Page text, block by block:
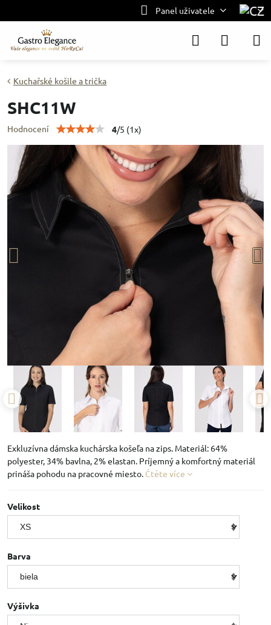
Panel uživatele
Kuchařské košile a trička
SHC11W
Hodnocení 4/5 (1x)
Exkluzívna dámska kuchárska košeľa na zips. Materiál: 64%
polyester, 34% bavlna, 2% elastan. Príjemný a komfortný materiál
prináša pohodu na pracovné miesto. Čtěte více
Velikost
Barva
Výšivka